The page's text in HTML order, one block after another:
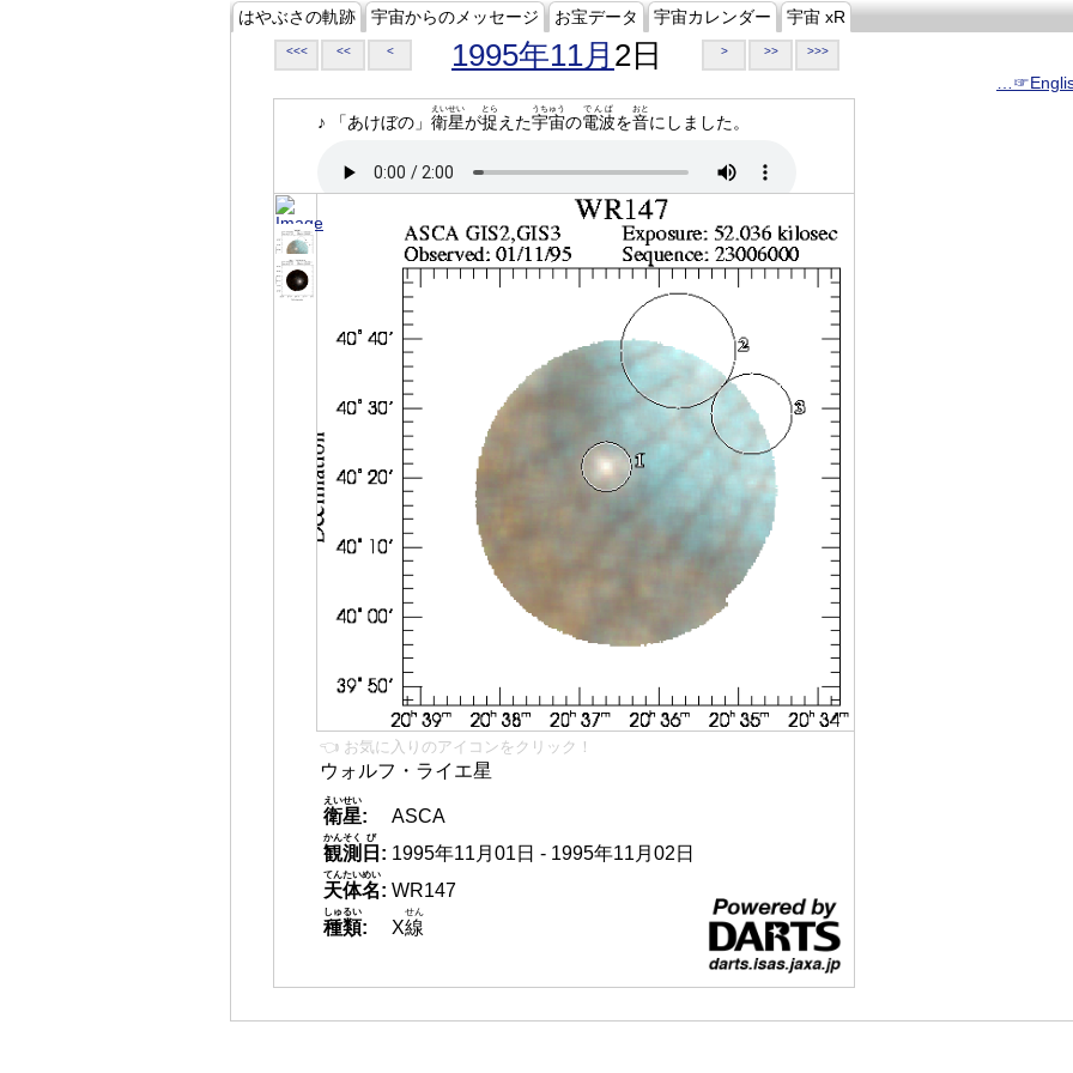
はやぶさの軌跡 宇宙からのメッセージ お宝データ 宇宙カレンダー 宇宙 xR
<<< << < 1995年11月 2日 > >> >>>
♪ 「あけぼの」 衛星
えいせい
が捉
とら
えた宇宙
うちゅう
の電波
でんぱ
を音
おと
にしました。
👈 お気に入りのアイコンをクリック！
ウォルフ・ライエ星
衛星
えいせい
:
ASCA
観測
かんそく
日
び
: 1995年11月01日 - 1995年11月02日
天体名
てんたいめい
: WR147
種類
しゅるい
: X線
せん